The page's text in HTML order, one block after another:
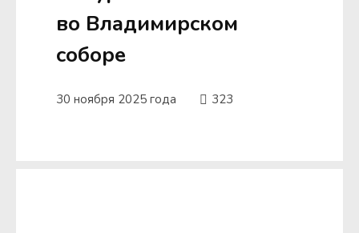
во Владимирском
соборе
30 ноября 2025 года 323